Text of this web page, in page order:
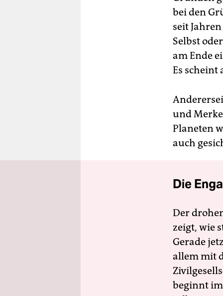
bei den
seit
Selbst
am Ende
Es scheint
und
Planeten
auch
Die
Der
zeigt, wie
Gerade
allem mit
beginnt